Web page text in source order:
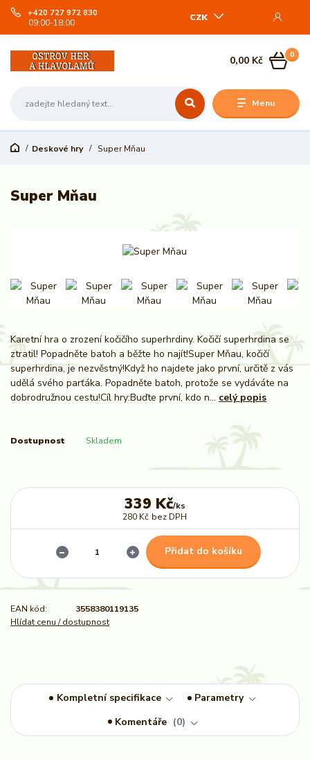
Menu
CZK
+420 727 972 830
09:00-18:00
0
0,00 Kč
Deskové hry Super Mňau
Super Mňau
Karetní hra o zrození kočičího superhrdiny. Kočičí superhrdina se
ztratil! Popadněte batoh a běžte ho najít!Super Mňau, kočičí
superhrdina, je nezvěstný!Když ho najdete jako první, určitě z vás
udělá svého parťáka. Popadněte batoh, protože se vydáváte na
dobrodružnou cestu!Cíl hry:Buďte první, kdo n... celý popis
Dostupnost Skladem
339 Kč/ks
280 Kč bez DPH
Přidat do košíku
EAN kód:
3558380119135
Hlídat cenu / dostupnost
Kompletní specifikace
Parametry
Komentáře
0